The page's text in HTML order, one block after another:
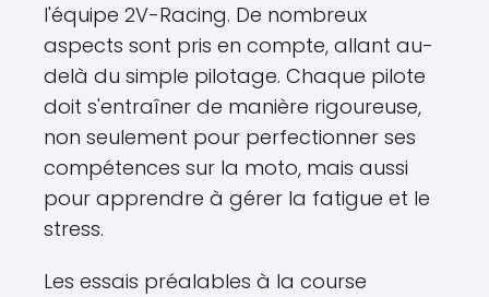
l'équipe 2V-Racing. De nombreux
aspects sont pris en compte, allant au-
delà du simple pilotage. Chaque pilote
doit s'entraîner de manière rigoureuse,
non seulement pour perfectionner ses
compétences sur la moto, mais aussi
pour apprendre à gérer la fatigue et le
stress.
Les essais préalables à la course